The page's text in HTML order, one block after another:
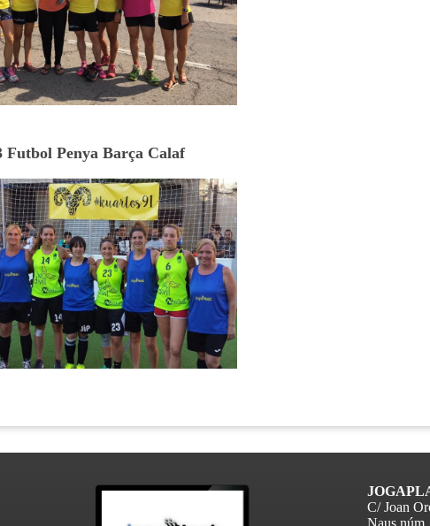
Futbol Penya Barça Calaf
C/ Joan
Naus